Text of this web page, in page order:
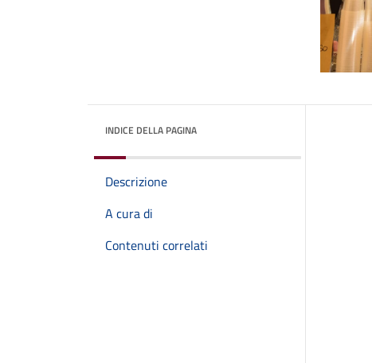
INDICE DELLA PAGINA
Descrizione
A cura di
Contenuti correlati